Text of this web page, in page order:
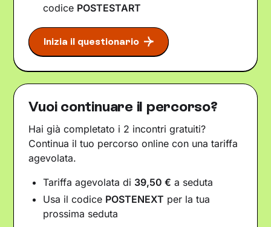
codice POSTESTART
Inizia il questionario
Vuoi continuare il percorso?
Hai già completato i 2 incontri gratuiti?
Continua il tuo percorso online con una tariffa
agevolata.
Tariffa agevolata di 39,50 € a seduta
Usa il codice POSTENEXT per la tua
prossima seduta